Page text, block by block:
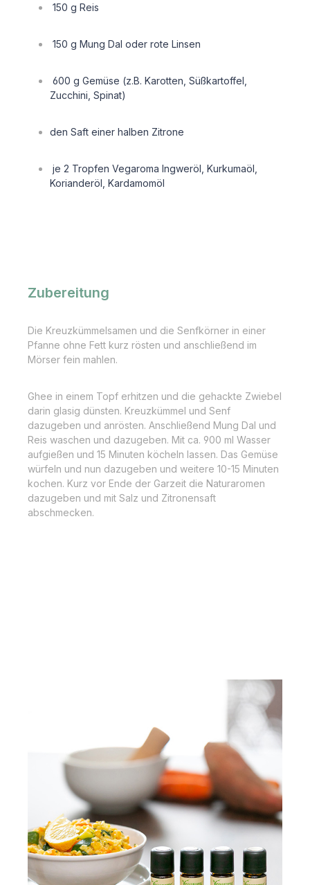
150 g Reis
150 g Mung Dal oder rote Linsen
600 g Gemüse (z.B. Karotten, Süßkartoffel,
Zucchini, Spinat)
den Saft einer halben Zitrone
je 2 Tropfen Vegaroma Ingweröl, Kurkumaöl,
Korianderöl, Kardamomöl
Zubereitung
Die Kreuzkümmelsamen und die Senfkörner in einer
Pfanne ohne Fett kurz rösten und anschließend im
Mörser fein mahlen.
Ghee in einem Topf erhitzen und die gehackte Zwiebel
darin glasig dünsten. Kreuzkümmel und Senf
dazugeben und anrösten. Anschließend Mung Dal und
Reis waschen und dazugeben. Mit ca. 900 ml Wasser
aufgießen und 15 Minuten köcheln lassen. Das Gemüse
würfeln und nun dazugeben und weitere 10-15 Minuten
kochen. Kurz vor Ende der Garzeit die Naturaromen
dazugeben und mit Salz und Zitronensaft
abschmecken.